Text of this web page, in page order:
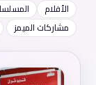
الأفلام
مشاركات الميمز